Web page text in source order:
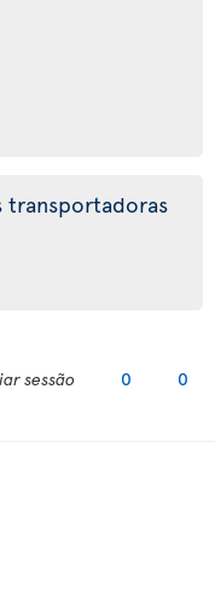
transportadoras
sessão 0 0